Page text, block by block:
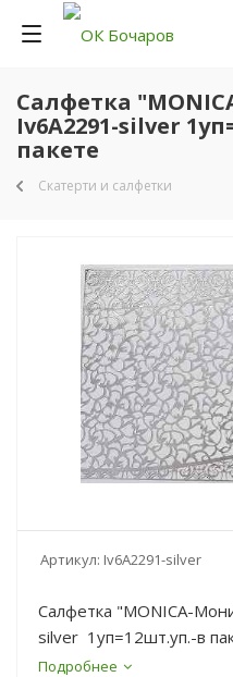
Салфетка
Iv6A2291-silver
пакете
Скатерти и салфетки
Артикул: Iv6A2291-silver
Салфетка "MONICA-
silver 1уп=12шт.уп.-в
Подробнее